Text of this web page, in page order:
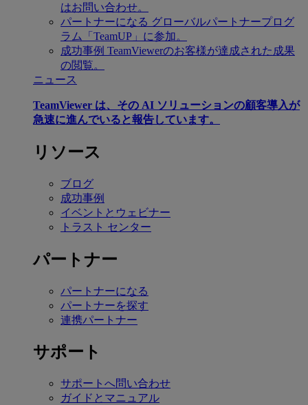
はお問い合わせ。
パートナーになる グローバルパートナープログ
ラム「TeamUP」に参加。
成功事例 TeamViewerのお客様が達成された成果
の閲覧。
ニュース
TeamViewer は、その AI ソリューションの顧客導入が
急速に進んでいると報告しています。
リソース
ブログ
成功事例
イベントとウェビナー
トラスト センター
パートナー
パートナーになる
パートナーを探す
連携パートナー
サポート
サポートへ問い合わせ
ガイドとマニュアル